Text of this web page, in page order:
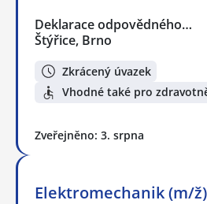
Deklarace odpovědného…
Štýřice, Brno
Zkrácený úvazek
Vhodné také pro
Zveřejněno: 3. srpna
Elektromechanik (m/